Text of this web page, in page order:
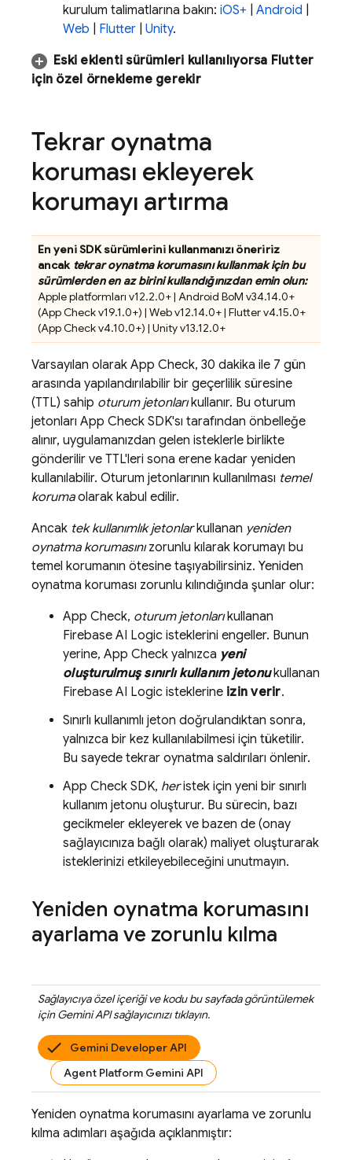
kurulum talimatlarına bakın: iOS+ Android
Web
Flutter Unity.
Eski eklenti sürümleri kullanılıyorsa Flutter
için özel örnekleme gerekir
Tekrar oynatma
koruması ekleyerek
korumayı artırma
En yeni SDK sürümlerini kullanmanızı öneririz
ancak tekrar oynatma korumasını kullanmak için bu
sürümlerden en az birini kullandığınızdan emin olun:
Apple platformları v12.2.0+ | Android BoM v34.14.0+
(App Checkv19.1.0+) | Web v12.14.0+ | Flutter v4.15.0+
(App Checkv4.10.0+) | Unity v13.12.0+
Varsayılan olarak App Check, 30 dakika ile 7 gün
arasında yapılandırılabilir bir geçerlilik süresine
(TTL) sahip oturum jetonlarıkullanır. Bu oturum
jetonları App Check SDK'sı tarafından önbelleğe
alınır, uygulamanızdan gelen isteklerle birlikte
gönderilir ve TTL'leri sona erene kadar yeniden
kullanılabilir. Oturum jetonlarının kullanılması temel
korumaolarak kabul edilir.
Ancak tek kullanımlık jetonlarkullanan yeniden
oynatma korumasınızorunlu kılarak korumayı bu
temel korumanın ötesine taşıyabilirsiniz. Yeniden
oynatma koruması zorunlu kılındığında şunlar olur:
App Check, oturum jetonlarıkullanan
Firebase AI Logic isteklerini engeller. Bunun
yerine, App Check yalnızca yeni
oluşturulmuş sınırlı kullanım jetonukullanan
Firebase AI Logic isteklerine izin verir.
Sınırlı kullanımlı jeton doğrulandıktan sonra,
yalnızca bir kez kullanılabilmesi için tüketilir.
Bu sayede tekrar oynatma saldırıları önlenir.
App Check SDK, heristek için yeni bir sınırlı
kullanım jetonu oluşturur. Bu sürecin, bazı
gecikmeler ekleyerek ve bazen de (onay
sağlayıcınıza bağlı olarak) maliyet oluşturarak
isteklerinizi etkileyebileceğini unutmayın.
Yeniden oynatma korumasını
ayarlama ve zorunlu kılma
Sağlayıcıya özel içeriği ve kodu bu sayfada görüntülemek
içinGemini APIsağlayıcınızı tıklayın.
Gemini Developer API
Agent Platform Gemini API
Yeniden oynatma korumasını ayarlama ve zorunlu
kılma adımları aşağıda açıklanmıştır: